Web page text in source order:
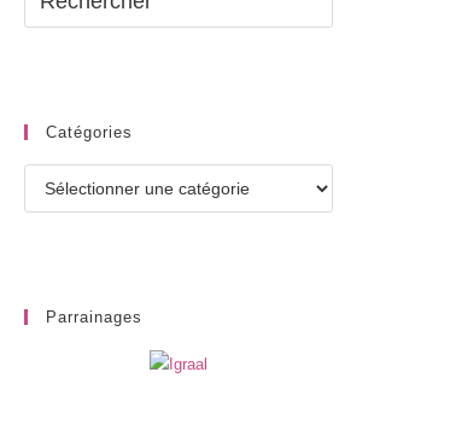
Catégories
Parrainages